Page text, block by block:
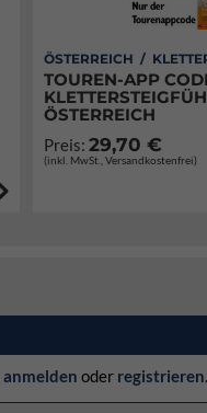
ÖSTERREICH /
TOUREN-APP
ÖSTERREICH
Preis: 29,70 €
(inkl. MwSt., Versandkostenfrei)
anmelden oder registrieren.